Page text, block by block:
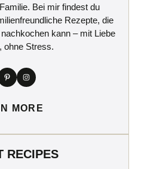
Bei mir findest du
Rezepte, die
kann – mit Liebe
ohne Stress.
MORE
RECIPES